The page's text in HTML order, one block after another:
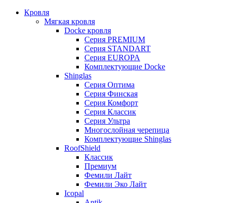
Кровля
Мягкая кровля
Docke кровля
Серия PREMIUM
Серия STANDART
Серия EUROPA
Комплектующие Docke
Shinglas
Серия Оптима
Серия Финская
Серия Комфорт
Серия Классик
Серия Ультра
Многослойная черепица
Комплектующие Shinglas
RoofShield
Классик
Премиум
Фемили Лайт
Фемили Эко Лайт
Icopal